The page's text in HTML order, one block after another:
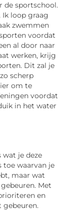
de sportschool.
Ik loop graag
zwemmen
voordat
al door naar
werken, krijg
Dit zal je
scherp
om te
voordat
in het water
wat je deze
toe waarvan je
maar wat
Met
en
gebeuren.